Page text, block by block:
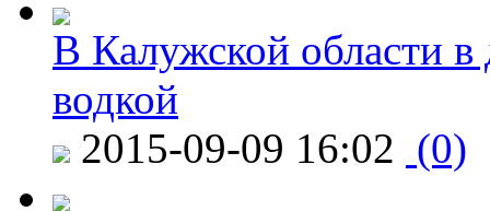
В Калужской области в
водкой
2015-09-09 16:02 (0)